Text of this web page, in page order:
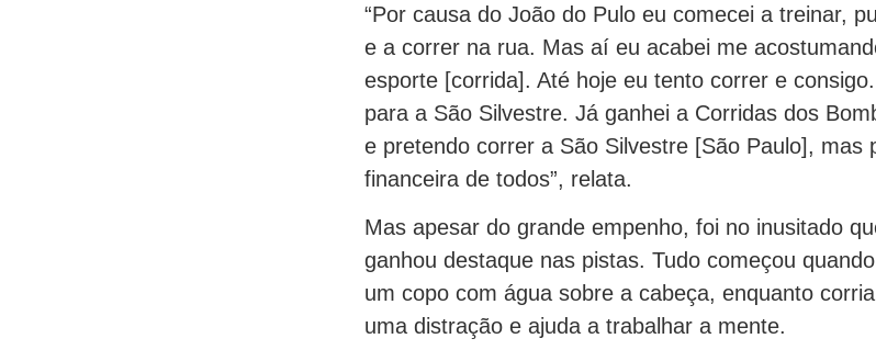
“Por causa do João do Pulo eu comecei a treinar,
e a correr na rua. Mas aí eu acabei me
esporte [corrida]. Até hoje eu tento correr e
para a São Silvestre. Já ganhei a Corridas dos
e pretendo correr a São Silvestre [São Paulo], mas
financeira de todos”, relata.
Mas apesar do grande empenho, foi no inusitado
ganhou destaque nas pistas. Tudo começou
um copo com água sobre a cabeça, enquanto
uma distração e ajuda a trabalhar a mente.